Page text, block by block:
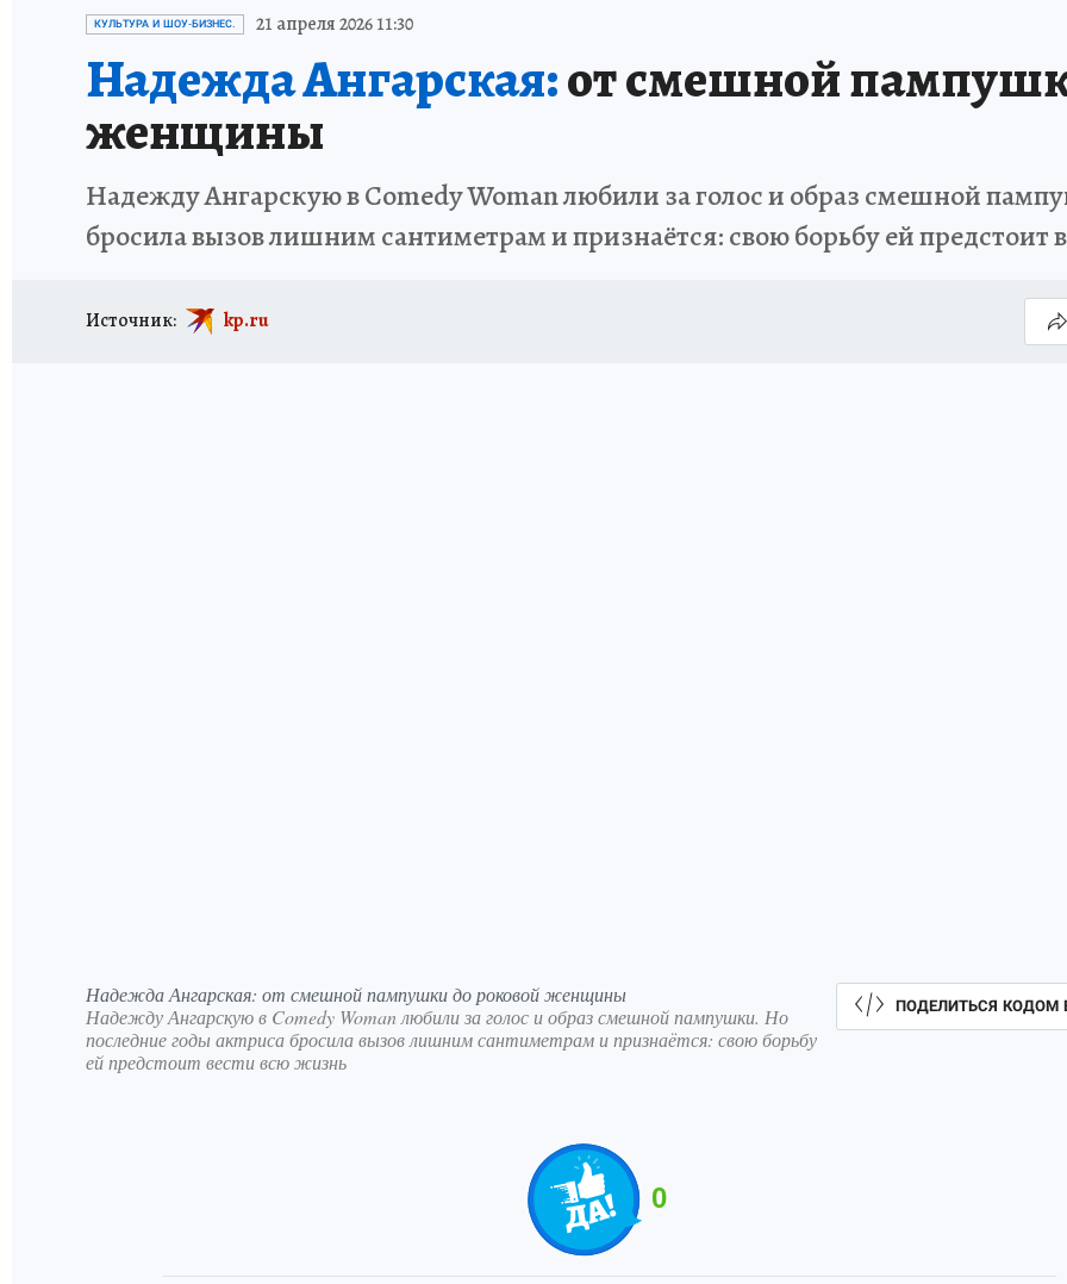
ИСПЫТАНО НА СЕБЕ
КУЛЬТУРА И ШОУ-БИЗНЕС. 21 апреля 2026 11:30
Надежда Ангарская:от смешной
женщины
Надежду Ангарскую в Comedy Woman любили за голос и образ смешной
бросила вызов лишним сантиметрам и признаётся: свою борьбу ей предстоит
Источник: kp.ru
Надежда Ангарская: от смешной пампушки до роковой женщины
Надежду Ангарскую в Comedy Woman любили за голос и образ смешной пампушки. Но
последние годы актриса бросила вызов лишним сантиметрам и признаётся: свою борьбу
ей предстоит вести всю жизнь
ПОДЕЛИТЬСЯ КОДОМ
0